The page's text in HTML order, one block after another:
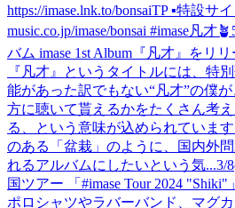
https://imase.lnk.to/bonsaiTP ▪️特設サ
music.co.jp/imase/bonsai #imase凡才🪴
バム imase 1st Album『凡才』をリ
『凡才』というタイトルには、特
能があった訳でもない“凡才”の僕
方に聴いて貰えるかをたくさん考
る、という意味が込められていま
のある「盆栽」のように、国内外
れるアルバムにしたいという気...3/
国ツアー 「#imase Tour 2024
ポロシャツやラバーバンド、マグ